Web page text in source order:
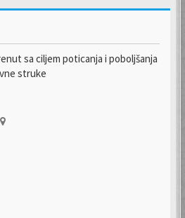
sa ciljem poticanja i poboljšanja
struke